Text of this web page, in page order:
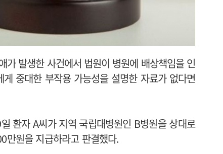
발생한 사건에서 법원이 병원에 배상책임을 인
중대한 부작용 가능성을 설명한 자료가 없다면
환자 A씨가 지역 국립대병원인 B병원을 상대로
만원을 지급하라고 판결했다.